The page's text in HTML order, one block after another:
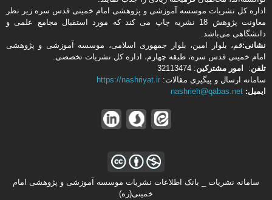
اداره كل نشریات موسسه آموزشی و پژوهشی امام خمینی قدس سره زیر نظر
معاونت پژوهش 18 نشریه چاپ می کند که مورد استقبال مجامع علمی و
دانشگاهی می‌باشد.
نشانی:قم، بلوار امین، بلوار جمهوری اسلامی، موسسه آموزشی و پژوهشی
امام خمینی قدس سره، طبقه چهارم، اداره كل نشریات تخصصی.
تلفن: امور مشتركین: 32113474
سامانه ارسال و پیگیری مقالات: https://nashriyat.ir
ایمیل: nashrieh@qabas.net
سامانه نشریات _ بانک اطلاعات نشریات موسسه آموزشی و پژوهشی امام
خمینی(ره)